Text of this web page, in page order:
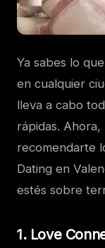
Ya sabes lo
en cualquier
lleva a cabo
rápidas.
recomendarte
Dating en
estés sobre
1. Love